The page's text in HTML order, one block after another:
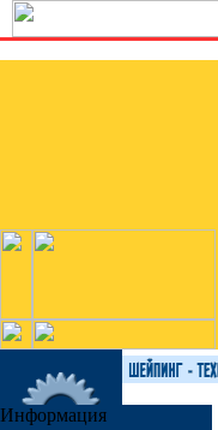
Информация